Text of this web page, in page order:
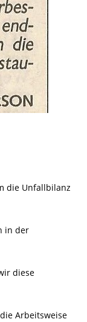
die Unfallbilanz
in der
diese
Arbeitsweise